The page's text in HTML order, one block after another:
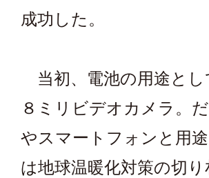
成功した。
当初、電池の用途と
８ミリビデオカメラ。
やスマートフォンと用
は地球温暖化対策の切